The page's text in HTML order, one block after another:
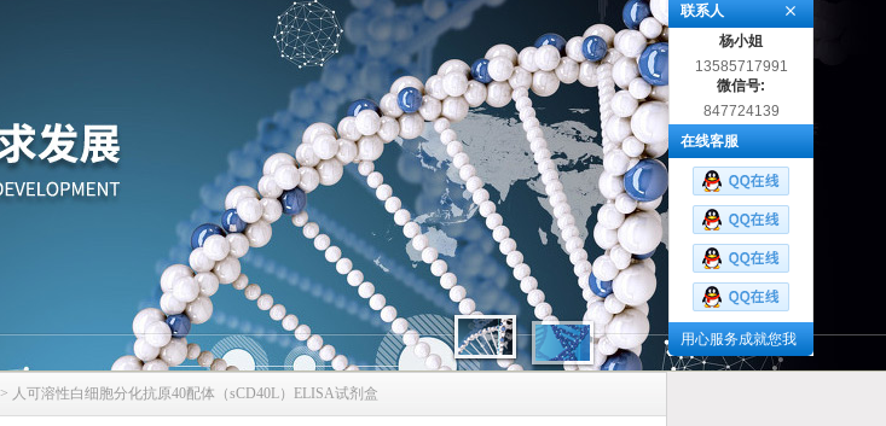
> 人可溶性白细胞分化抗原40配体（sCD40L）ELISA试剂盒
联系人
杨小姐
13585717991
微信号:
847724139
在线客服
用心服务成就您我